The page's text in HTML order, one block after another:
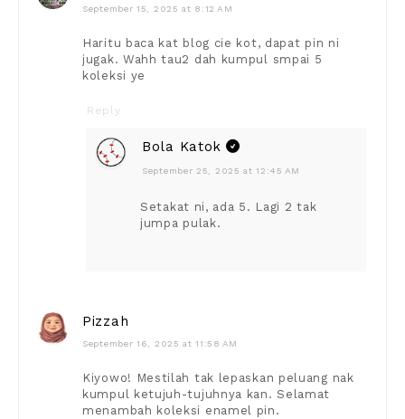
September 15, 2025 at 8:12 AM
Haritu baca kat blog cie kot, dapat pin ni
jugak. Wahh tau2 dah kumpul smpai 5
koleksi ye
Reply
Bola Katok
September 25, 2025 at 12:45 AM
Setakat ni, ada 5. Lagi 2 tak
jumpa pulak.
Pizzah
September 16, 2025 at 11:58 AM
Kiyowo! Mestilah tak lepaskan peluang nak
kumpul ketujuh-tujuhnya kan. Selamat
menambah koleksi enamel pin.